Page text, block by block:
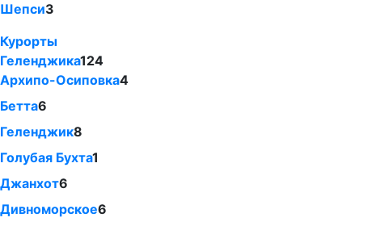
Шепси3
Курорты
Геленджика124
Архипо-Осиповка4
Бетта6
Геленджик8
Голубая Бухта1
Джанхот6
Дивноморское6